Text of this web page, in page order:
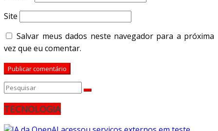
Site
Salvar meus dados neste navegador para a próxima
vez que eu comentar.
TECNOLOGIA